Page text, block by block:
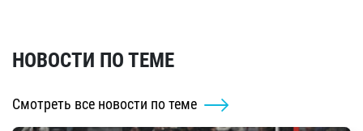
НОВОСТИ ПО ТЕМЕ
Смотреть все новости по теме